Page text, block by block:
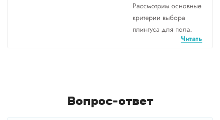
Рассмотрим основные
критерии выбора
плинтуса для пола.
Читать
Вопрос-ответ